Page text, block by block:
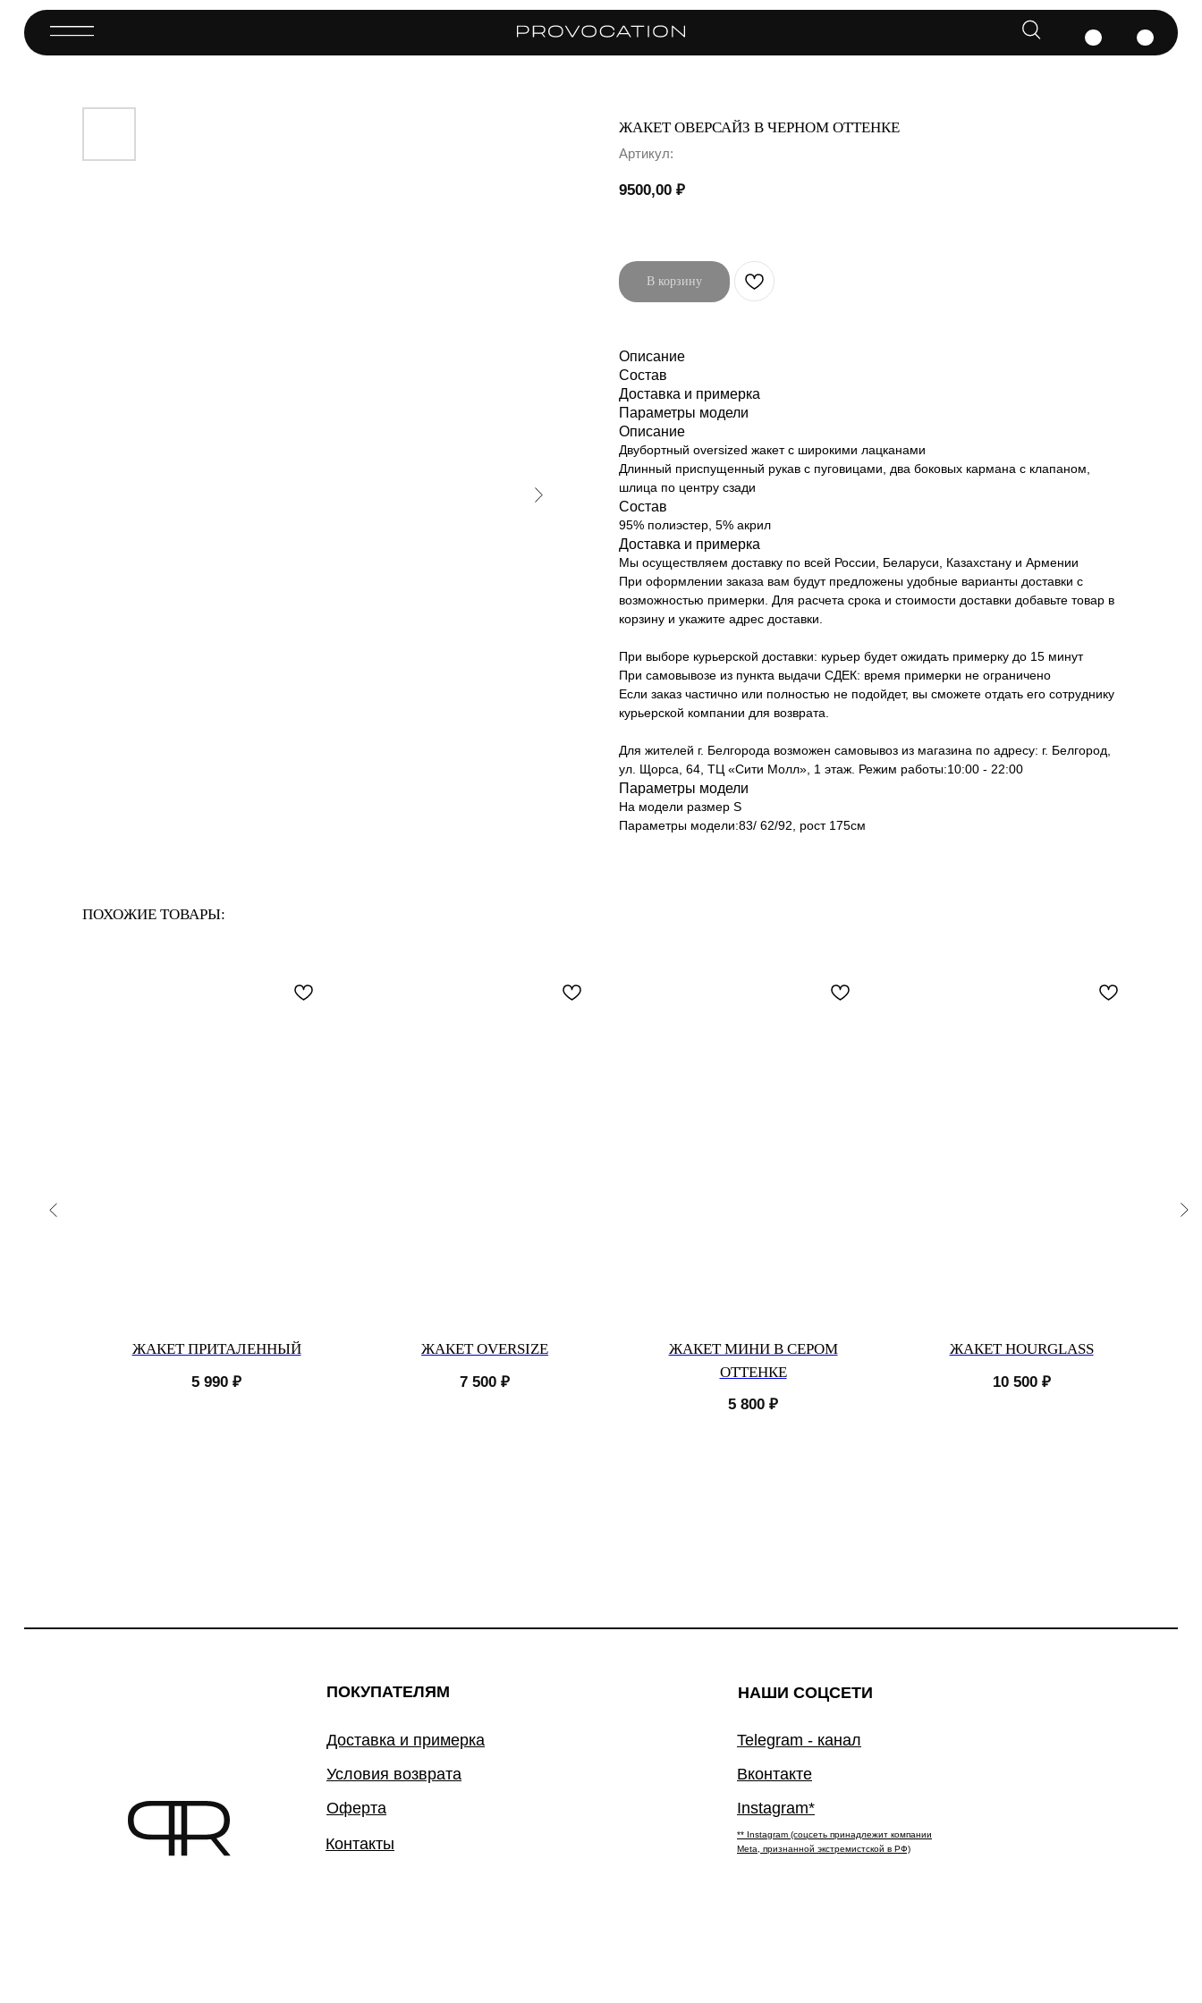
ЖАКЕТ ОВЕРСАЙЗ В ЧЕРНОМ ОТТЕНКЕ
Артикул:
9500,00 ₽
В корзину
Описание
Состав
Доставка и примерка
Параметры модели
Описание
Двубортный oversized жакет с широкими лацканами
Длинный приспущенный рукав с пуговицами, два боковых кармана с клапаном,
шлица по центру сзади
Состав
95% полиэстер, 5% акрил
Доставка и примерка
Мы осуществляем доставку по всей России, Беларуси, Казахстану и Армении
При оформлении заказа вам будут предложены удобные варианты доставки с
возможностью примерки. Для расчета срока и стоимости доставки добавьте товар в
корзину и укажите адрес доставки.
При выборе курьерской доставки: курьер будет ожидать примерку до 15 минут
При самовывозе из пункта выдачи СДЕК: время примерки не ограничено
Если заказ частично или полностью не подойдет, вы сможете отдать его сотруднику
курьерской компании для возврата.
Для жителей г. Белгорода возможен самовывоз из магазина по адресу: г. Белгород,
ул. Щорса, 64, ТЦ «Сити Молл», 1 этаж. Режим работы:10:00 - 22:00
Параметры модели
На модели размер S
Параметры модели:83/ 62/92, рост 175см
ПОХОЖИЕ ТОВАРЫ:
ЖАКЕТ ПРИТАЛЕННЫЙ
5 990 ₽
ЖАКЕТ OVERSIZE
7 500 ₽
ЖАКЕТ МИНИ В СЕРОМ
ОТТЕНКЕ
5 800 ₽
ЖАКЕТ HOURGLASS
10 500 ₽
ПОКУПАТЕЛЯМ НАШИ СОЦСЕТИ
Telegram - канал
Вконтакте
Instagram*
** Instagram (соцсеть принадлежит компании
Meta, признанной экстремистской в РФ)
Доставка и примерка
Условия возврата
Оферта
Контакты